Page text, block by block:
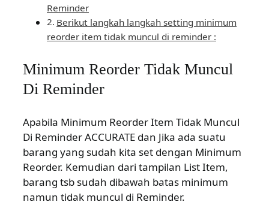
Reminder
Berikut langkah langkah setting minimum
reorder item tidak muncul di reminder :
Minimum Reorder Tidak Muncul
Di Reminder
Apabila Minimum Reorder Item Tidak Muncul
Di Reminder ACCURATE dan Jika ada suatu
barang yang sudah kita set dengan Minimum
Reorder. Kemudian dari tampilan List Item,
barang tsb sudah dibawah batas minimum
namun tidak muncul di Reminder.